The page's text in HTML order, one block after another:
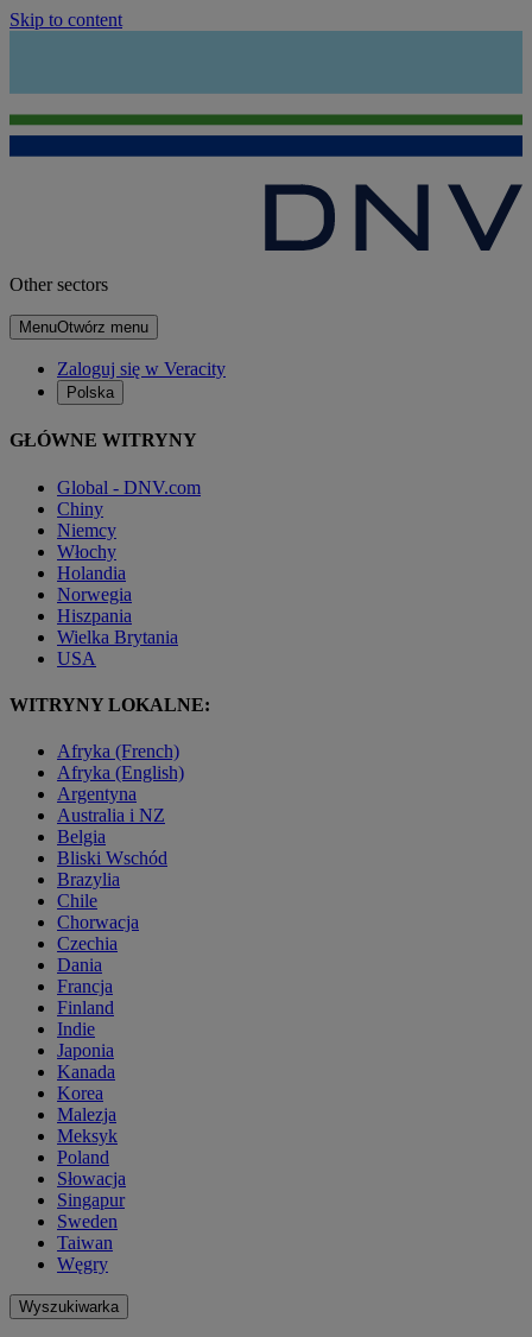
Skip to content
Other sectors
MenuOtwórz menu
Zaloguj się w Veracity
Polska
GŁÓWNE WITRYNY
Global - DNV.com
Chiny
Niemcy
Włochy
Holandia
Norwegia
Hiszpania
Wielka Brytania
USA
WITRYNY LOKALNE:
Afryka (French)
Afryka (English)
Argentyna
Australia i NZ
Belgia
Bliski Wschód
Brazylia
Chile
Chorwacja
Czechia
Dania
Francja
Finland
Indie
Japonia
Kanada
Korea
Malezja
Meksyk
Poland
Słowacja
Singapur
Sweden
Taiwan
Węgry
Wyszukiwarka